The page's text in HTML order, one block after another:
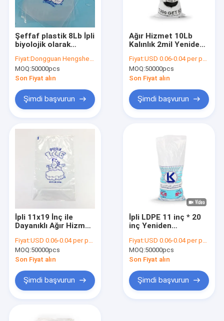
Fabrika turu
Kalite kontrol
Haberler
Bir teklif isteği
Poli Plastik Torba
Biyolojik Tehlikeli Plastik Torbalar
tıbbi atık torbaları
Önceden Açılmış Çantalar
Ekmek Paketleme Torbaları
Biyobozunur Köpek Poop Torbası
Şeffaf plastik 8Lb İpli
biyolojik olarak
torbaları Özel Baskılı
Fiyat:Dongguan Hengsheng Polybag
MOQ:50000pcs
Son Fiyat alın
Şimdi başvurun
Ağır Hizmet 10Lb
Kalınlık 2mil Yeniden
Torbaları MAX 14
renk
Fiyat:USD 0.06-0.04 per pcs
MOQ:50000pcs
Son Fiyat alın
Şimdi başvurun
İpli 11x19 İnç ile
Dayanıklı Ağır Hizmet
torbaları
Fiyat:USD 0.06-0.04 per pcs
MOQ:50000pcs
Son Fiyat alın
Şimdi başvurun
İpli LDPE 11 inç * 20
inç Yeniden
Torbaları Özel Boyut
Fiyat:USD 0.06-0.04 per pcs
MOQ:50000pcs
Son Fiyat alın
Şimdi başvurun